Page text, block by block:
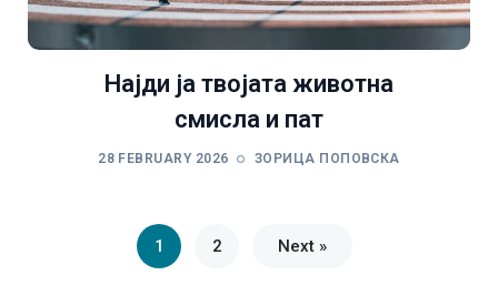
Најди ја твојата животна
смисла и пат
28 FEBRUARY 2026 ЗОРИЦА ПОПОВСКА
1 2 Next »